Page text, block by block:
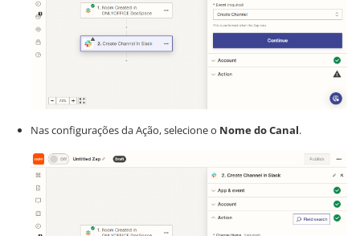
Nas configurações da Ação, selecione o Nome do Canal.